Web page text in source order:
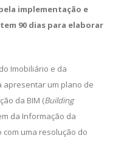
implementação e
90 dias para elaborar
Imobiliário e da
apresentar um plano de
da BIM (Building
da Informação da
com uma resolução do